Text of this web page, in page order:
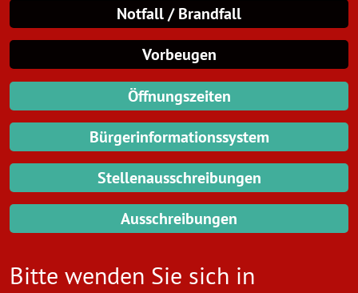
Notfall / Brandfall
Vorbeugen
Öffnungszeiten
Bürgerinformationssystem
Stellenausschreibungen
Ausschreibungen
Bitte wenden Sie sich in